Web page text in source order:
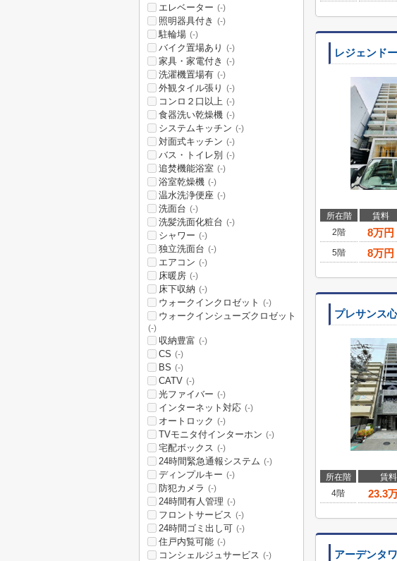
レジェンド
所在階 賃料
2階
8万円
5階
8万円
プレサンス
所在階 賃料
4階
23.3
アーデンタ
エレベーター (-)
照明器具付き (-)
駐輪場 (-)
バイク置場あり (-)
家具・家電付き (-)
洗濯機置場有 (-)
外観タイル張り (-)
コンロ２口以上 (-)
食器洗い乾燥機 (-)
システムキッチン (-)
対面式キッチン (-)
バス・トイレ別 (-)
追焚機能浴室 (-)
浴室乾燥機 (-)
温水洗浄便座 (-)
洗面台 (-)
洗髪洗面化粧台 (-)
シャワー (-)
独立洗面台 (-)
エアコン (-)
床暖房 (-)
床下収納 (-)
ウォークインクロゼット (-)
ウォークインシューズクロゼット
(-)
収納豊富 (-)
CS (-)
BS (-)
CATV (-)
光ファイバー (-)
インターネット対応 (-)
オートロック (-)
TVモニタ付インターホン (-)
宅配ボックス (-)
24時間緊急通報システム (-)
ディンプルキー (-)
防犯カメラ (-)
24時間有人管理 (-)
フロントサービス (-)
24時間ゴミ出し可 (-)
住戸内覧可能 (-)
コンシェルジュサービス (-)